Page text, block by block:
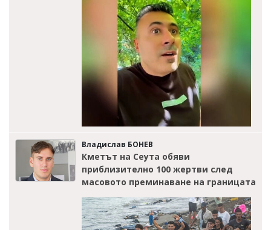
Владислав БОНЕВ
Кметът на Сеута обяви
приблизително 100 жертви след
масовото преминаване на границата